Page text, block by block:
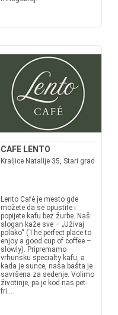
CAFE LENTO
Kraljice Natalije 35, Stari grad
Lento Café je mesto gde
možete da se opustite i
popijete kafu bez žurbe. Naš
slogan kaže sve – „Uživaj
polako“ (The perfect place to
enjoy a good cup of coffee –
slowly). Pripremamo
vrhunsku specialty kafu, a
kada je sunce, naša bašta je
savršena za sedenje. Volimo
životinje, pa je kod nas pet-
fri...